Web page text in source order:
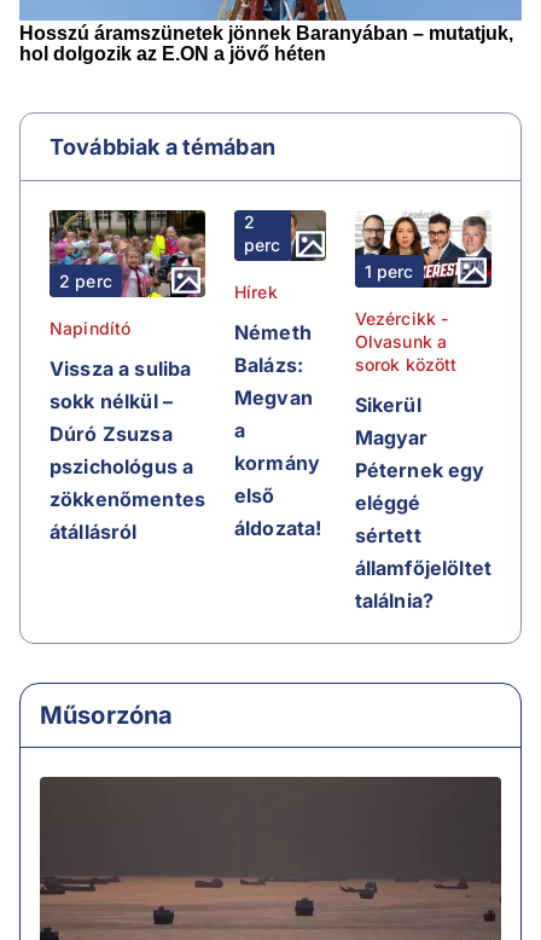
Továbbiak a témában
2 perc
Napindító
Vissza a suliba
sokk nélkül –
Dúró Zsuzsa
pszichológus a
zökkenőmentes
átállásról
2
perc
Hírek
Németh
Balázs:
Megvan
a
kormány
első
áldozata!
1 perc
Vezércikk -
Olvasunk a
sorok között
Sikerül
Magyar
Péternek egy
eléggé
sértett
államfőjelöltet
találnia?
Műsorzóna